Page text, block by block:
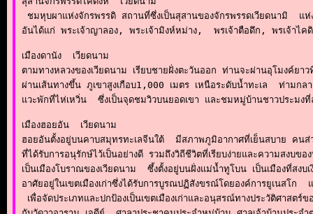
ชมหุบผาแห่งจักรพรรดิ สถานที่ซึ่งเป็นสุสานของจักรพรรดเวียดนามิ  แ
อันได้แก่ พระเจ้าญาลอง, พระเจ้ามิงห์หม่าง,  พรเจ้าตือดึก, พรเจ้าไค
เมืองดานัง  เวียดนาม
ตามทางหลวงของเวียดนาม เรียบชายฝั่งตะวันออก ท่านจะผ่านอุโมงค์ย
ผ่านเส้นทางขึ้น ภูเขาสูงเกือบ1,000 เมตร เหนือระดับน้ำทะเล  ท่ามก
แวะพักที่ไห่เหวิ่น  ซึ่งเป็นจุดชมวิวบนยอดเขา และชมหมู่บ้านชาวประมง
เมืองฮอยอัน  เวียดนาม
ฮอยอันตั้งอยู่บนคาบสมุทรทะเลจีนใต้  มีสภาพภูมิอากาศที่เย็นสบาย คน
ที่ได้รับการอนุรักษ์ไว้เป็นอย่างดี รวมถึงวิถีชีวิตที่เรียบง่ายและความสงบข
เป็นเมืองโบราณของเวียดนาม  ซึ้งตั้งอยู่บนฝั่งแม่น้ำทูโบน เป็นเมือง
อาศัยอยู่ในเขตเมืองเก่าซึ่งได้รับการบูรณปฏิสังขรณ์โดยองค์การยูเนส
เพื่อจัดประเภทและปกป้องเป็นเขตเมืองเก่าและอนุสรณ์ทางประวัติศาสต